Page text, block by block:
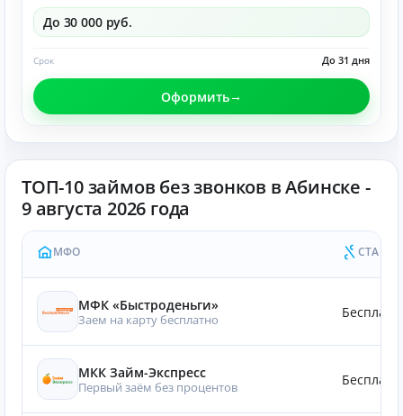
До 30 000 руб.
До 31 дня
Срок
Оформить
ТОП-10 займов без звонков в Абинске -
9 августа 2026 года
МФО СТАВКА
МФК «Быстроденьги»
Заем на карту бесплатно
МКК Займ-Экспресс
Первый заём без процентов